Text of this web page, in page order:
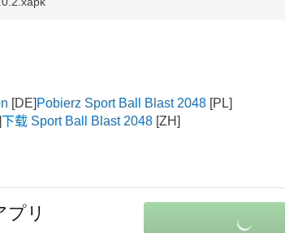
Pobierz Sport Ball Blast 2048
下载 Sport Ball Blast 2048
プリ